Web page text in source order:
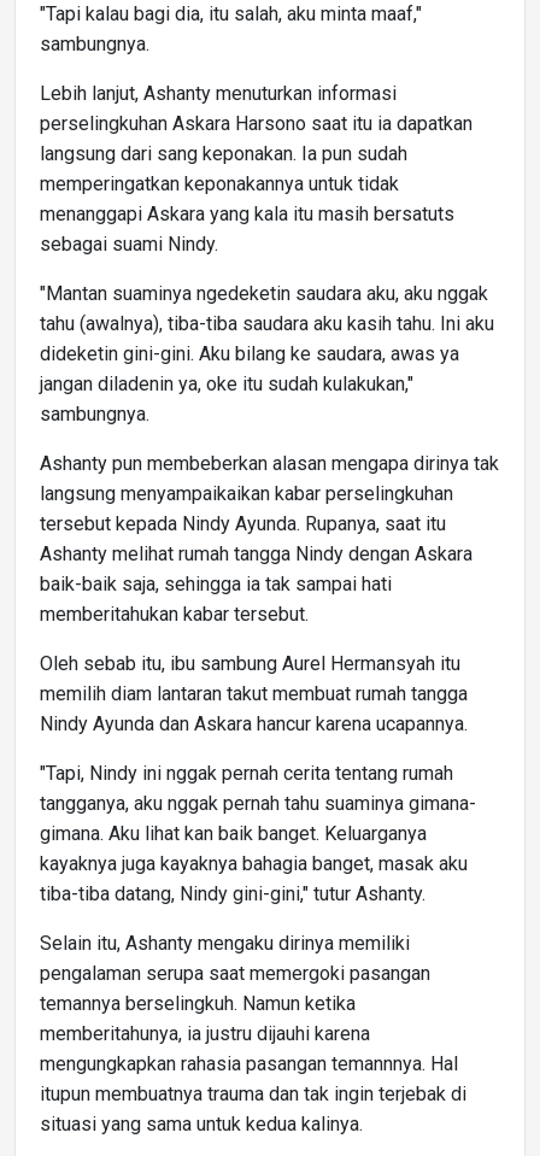
"Tapi kalau bagi dia, itu salah, aku minta maaf,"
sambungnya.
Lebih lanjut, Ashanty menuturkan informasi
perselingkuhan Askara Harsono saat itu ia dapatkan
langsung dari sang keponakan. Ia pun sudah
memperingatkan keponakannya untuk tidak
menanggapi Askara yang kala itu masih bersatuts
sebagai suami Nindy.
"Mantan suaminya ngedeketin saudara aku, aku nggak
tahu (awalnya), tiba-tiba saudara aku kasih tahu. Ini aku
dideketin gini-gini. Aku bilang ke saudara, awas ya
jangan diladenin ya, oke itu sudah kulakukan,"
sambungnya.
Ashanty pun membeberkan alasan mengapa dirinya tak
langsung menyampaikaikan kabar perselingkuhan
tersebut kepada Nindy Ayunda. Rupanya, saat itu
Ashanty melihat rumah tangga Nindy dengan Askara
baik-baik saja, sehingga ia tak sampai hati
memberitahukan kabar tersebut.
Oleh sebab itu, ibu sambung Aurel Hermansyah itu
memilih diam lantaran takut membuat rumah tangga
Nindy Ayunda dan Askara hancur karena ucapannya.
"Tapi, Nindy ini nggak pernah cerita tentang rumah
tangganya, aku nggak pernah tahu suaminya gimana-
gimana. Aku lihat kan baik banget. Keluarganya
kayaknya juga kayaknya bahagia banget, masak aku
tiba-tiba datang, Nindy gini-gini," tutur Ashanty.
Selain itu, Ashanty mengaku dirinya memiliki
pengalaman serupa saat memergoki pasangan
temannya berselingkuh. Namun ketika
memberitahunya, ia justru dijauhi karena
mengungkapkan rahasia pasangan temannnya. Hal
itupun membuatnya trauma dan tak ingin terjebak di
situasi yang sama untuk kedua kalinya.